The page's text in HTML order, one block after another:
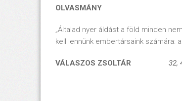
OLVASMÁNY
„Általad nyer áldást a föld minden
kell lennünk embertársaink számára:
VÁLASZOS ZSOLTÁR 32,